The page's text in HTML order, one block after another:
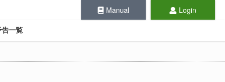
Manual Login
告一覧